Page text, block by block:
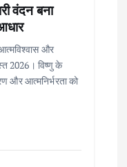
वंदन बना
और
2026। विष्णु के
और आत्मनिर्भरता को